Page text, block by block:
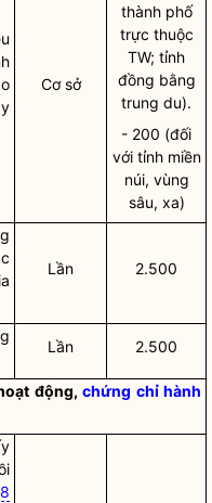
Cơ sở
thành phố
trực thuộc
TW; tỉnh
đồng bằng
trung du).
- 200 (đối
với tỉnh miền
núi, vùng
sâu, xa)
Lần 2.500
Lần 2.500
động,chứng chỉ hành